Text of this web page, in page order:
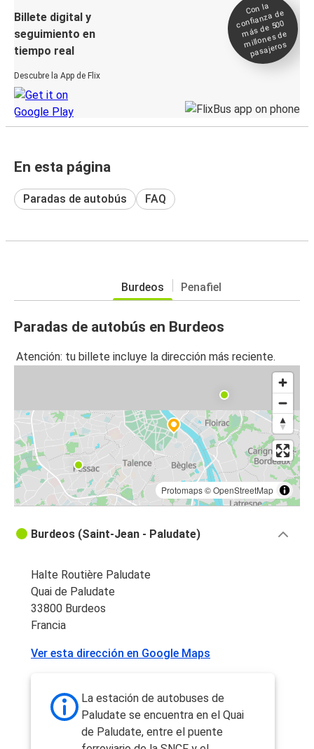
Billete digital y
seguimiento en
tiempo real
Descubre la App de Flix
Con la
confianza de
más de 500
millones de
pasajeros
En esta página
Paradas de autobús FAQ
Burdeos Penafiel
Paradas de autobús en Burdeos
Atención: tu billete incluye la dirección más reciente.
Protomaps©OpenStreetMap
Burdeos (Saint-Jean - Paludate)
Halte Routière Paludate
Quai de Paludate
33800 Burdeos
Francia
Ver esta dirección en Google Maps
La estación de autobuses de
Paludate se encuentra en el Quai
de Paludate, entre el puente